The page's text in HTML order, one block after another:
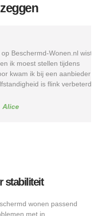
Wonen.nl wist ik
stellen tijdens
ik bij een aanbieder die
is flink verbeterd."
stabiliteit
wonen passend
met in